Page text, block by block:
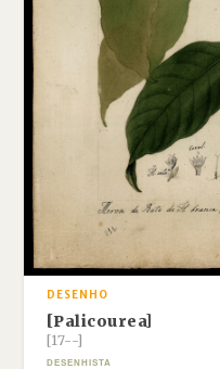
DESENHO
[Palicourea]
[17--]
DESENHISTA